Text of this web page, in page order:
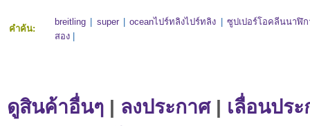
คำค้น:
breitling super|oceanไปร์ทลิงไปร์ทลิง |ซูปเปอร์โอคลีนนาฬิ
สอง
ดูสินค้าอื่นๆ | ลงประกาศ| เลื่อนปร